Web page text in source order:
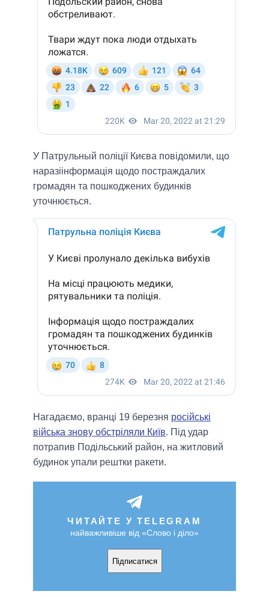
У Патрульный поліції Києва повідомили, що
наразіінформація щодо постраждалих
громадян та пошкоджених будинків
уточнюється.
Нагадаємо, вранці 19 березня російські
війська знову обстріляли Київ. Під удар
потрапив Подільський район, на житловий
будинок упали рештки ракети.
ЧИТАЙТЕ У TELEGRAM
найважливіше від «Слово і діло»
Підписатися